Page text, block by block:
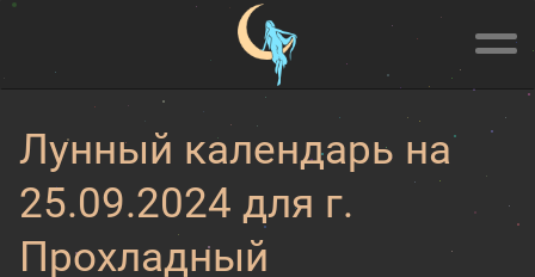
Лунный календарь на
25.09.2024 для г.
Прохладный